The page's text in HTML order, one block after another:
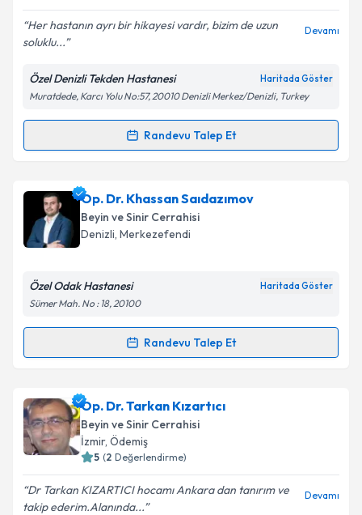
kapsamda işlenmesini kabul ediyorum.
Takvim Talebini Gönder
Her hastanın ayrı bir hikayesi vardır, bizim de uzun
soluklu...
Devamı
Özel Denizli Tekden Hastanesi Haritada Göster
Muratdede, Karcı Yolu No:57, 20010 Denizli Merkez/Denizli, Turkey
Randevu Talep Et
Randevu Takvimi Talebi
Prof. Dr. Bayram Çırakiçin randevu takvimi talebi
oluşturun. Size bu uzmandan randevu almanız için bir
takvim hazırlandığında e-posta ile bilgilendireceğiz.
Kişisel verilerimin işlenmesine ilişkin
Metni'ni okudum ve kişisel verilerimin belirtilen
Takvim Talebini Gönder
Op. Dr. Khassan Saıdazımov
Beyin ve Sinir Cerrahisi
Denizli, Merkezefendi
Özel Odak Hastanesi Haritada Göster
Sümer Mah. No : 18, 20100
Randevu Talep Et
Randevu Takvimi Talebi
Op. Dr. Khassan Saıdazımoviçin randevu takvimi
talebi oluşturun. Size bu uzmandan randevu almanız
için bir takvim hazırlandığında e-posta ile
bilgilendireceğiz.
E-posta Adresiniz
Op. Dr. Tarkan Kızartıcı
Beyin ve Sinir Cerrahisi
İzmir, Ödemiş
5 (2 Değerlendirme)
Dr Tarkan KIZARTICI hocamı Ankara dan tanırım ve
takip ederim.Alanında...
Devamı